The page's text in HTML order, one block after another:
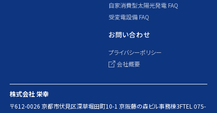
自家消費型太陽光発電 FAQ
受変電設備 FAQ
お問い合わせ
プライバシーポリシー
会社概要
株式会社 栄幸
〒612-0026 京都市伏見区深草堀田町10-1 京阪藤の森ビル事務棟3FTEL 075-